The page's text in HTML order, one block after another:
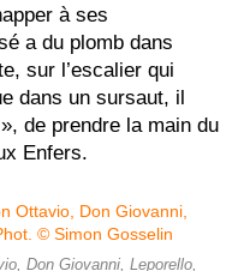
à ses
a du plomb dans
sur l’escalier qui
dans un sursaut, il
de prendre la main du
Enfers.
Don Giovanni, Leporello,